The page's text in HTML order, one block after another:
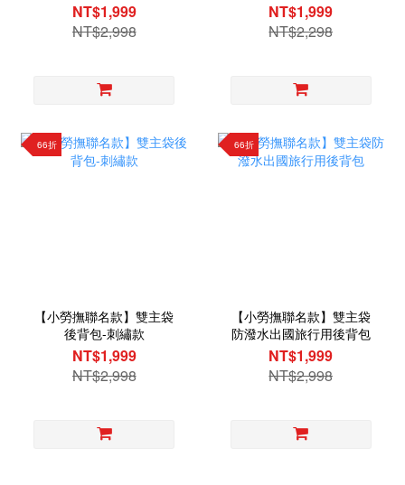
NT$1,999
NT$2,998
NT$1,999
NT$2,298
66折
【小勞撫聯名款】雙主袋
後背包-刺繡款
NT$1,999
NT$2,998
66折
【小勞撫聯名款】雙主袋
防潑水出國旅行用後背包
NT$1,999
NT$2,998